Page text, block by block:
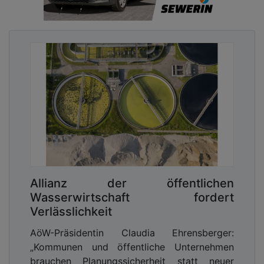
Allianz der öffentlichen
Wasserwirtschaft fordert
Verlässlichkeit
AöW-Präsidentin Claudia Ehrensberger:
„Kommunen und öffentliche Unternehmen
brauchen Planungssicherheit statt neuer